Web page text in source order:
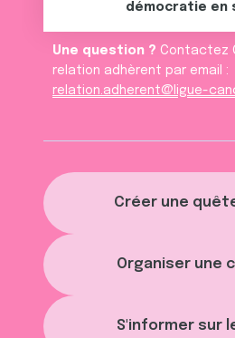
Créer une
Organiser une
S'informer sur
démocratie en
Une question ? Contactez
relation adhèrent par email :
relation.adherent@ligue-